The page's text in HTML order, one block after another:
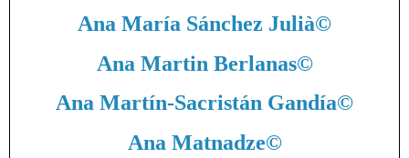
Ana María Sánchez Julià©
Ana Martin Berlanas©
Ana Martín-Sacristán Gandía©
Ana Matnadze©